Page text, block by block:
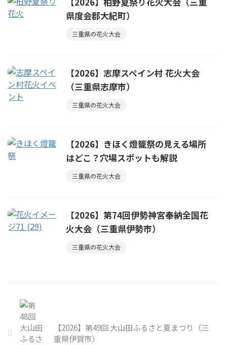
県度会郡大紀町）
三重県の花火大会
【2026】志摩スペイン村 花火大会
（三重県志摩市）
三重県の花火大会
【2026】きほく燈籠祭の見える場所
はどこ？穴場スポットも解説
三重県の花火大会
【2026】第74回伊勢神宮奉納全国花
火大会（三重県伊勢市）
三重県の花火大会
【2026】第49回 大山田ふるさと夏まつり（三
重県伊賀市）